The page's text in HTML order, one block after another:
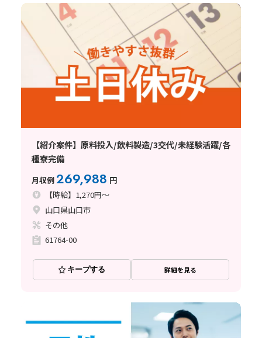
【紹介案件】原料投入/飲料製造/3交代/未経験活躍/各
種寮完備
月収例269,988 円
【時給】1,270円～
山口県山口市
その他
61764-00
キープする 詳細を見る